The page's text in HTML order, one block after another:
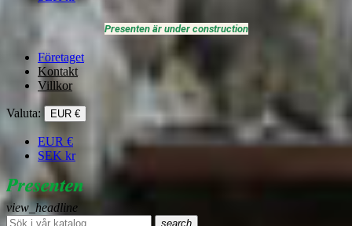
Presenten är under construction
Företaget
Kontakt
Villkor
Valuta: EUR €
EUR €
SEK kr
view_headline
search